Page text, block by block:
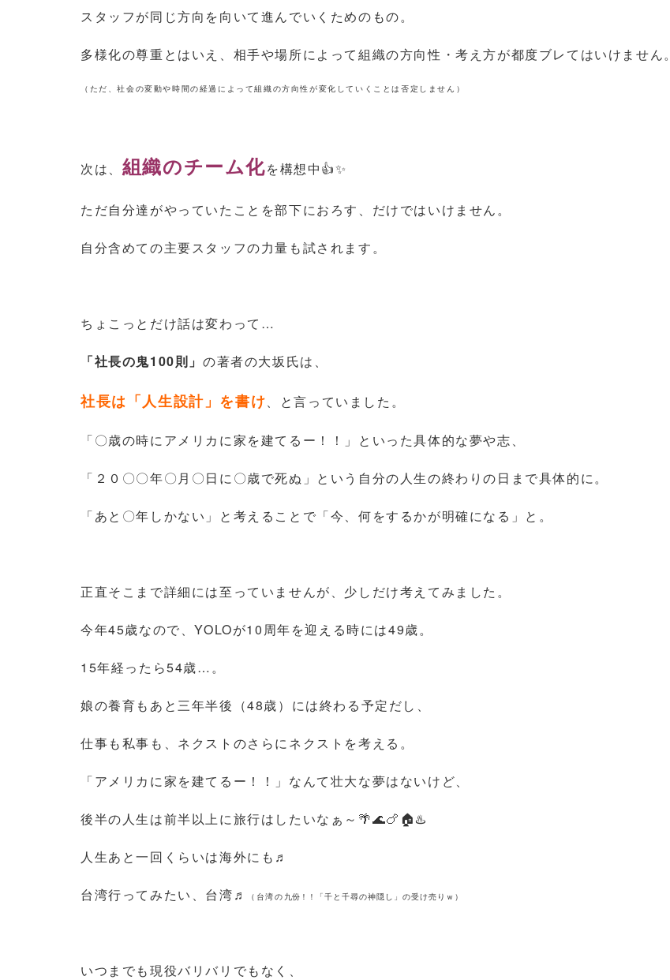
スタッフが同じ方向を向いて進んでいくためのもの。
多様化の尊重とはいえ、相手や場所によって組織の方向性・考え方が都度ブレてはいけません。
（ただ、社会の変動や時間の経過によって組織の方向性が変化していくことは否定しません）
次は、 組織のチーム化を構想中👍✨
ただ自分達がやっていたことを部下におろす、だけではいけません。
自分含めての主要スタッフの力量も試されます。
ちょこっとだけ話は変わって…
「社長の鬼100則」 の著者の大坂氏は、
社長は「人生設計」を書け、と言っていました。
「〇歳の時にアメリカに家を建てるー！！」といった具体的な夢や志、
「２０〇〇年〇月〇日に〇歳で死ぬ」という自分の人生の終わりの日まで具体的に。
「あと〇年しかない」と考えることで「今、何をするかが明確になる」と。
正直そこまで詳細には至っていませんが、少しだけ考えてみました。
今年45歳なので、YOLOが10周年を迎える時には49歳。
15年経ったら54歳…。
娘の養育もあと三年半後（48歳）には終わる予定だし、
仕事も私事も、ネクストのさらにネクストを考える。
「アメリカに家を建てるー！！」なんて壮大な夢はないけど、
後半の人生は前半以上に旅行はしたいなぁ～🌴🌊🍗🏠♨️
人生あと一回くらいは海外にも♬
台湾行ってみたい、台湾♬ （台湾の 九份！！ 「千と千尋の神隠し」の受け売りｗ）
いつまでも現役バリバリでもなく、